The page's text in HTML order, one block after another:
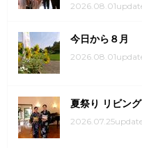
今日から８月
夏祭り リビン